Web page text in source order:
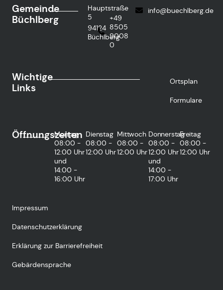
Gemeinde
Büchlberg
Hauptstraße
5
94124
Büchlberg
+49
8505
9008
0
info@buechlberg.de
Wichtige
Links
Ortsplan
Formulare
Öffnungszeiten
Montag
08:00 -
12:00 Uhr
und
14:00 -
16:00 Uhr
Dienstag
08:00 -
12:00 Uhr
Mittwoch
08:00 -
12:00 Uhr
Donnerstag
08:00 -
12:00 Uhr
und
14:00 -
17:00 Uhr
Freitag
08:00 -
12:00 Uhr
Impressum
Datenschutzerklärung
Erklärung zur Barrierefreiheit
Gebärdensprache